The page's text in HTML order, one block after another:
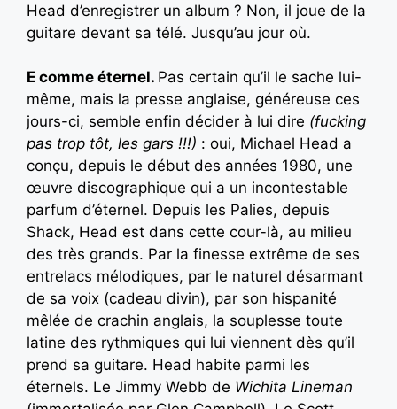
Head d’enregistrer un album ? Non, il joue de la
guitare devant sa télé. Jusqu’au jour où.
E comme éternel. Pas certain qu’il le sache lui-
même, mais la presse anglaise, généreuse ces
jours-ci, semble enfin décider à lui dire (fucking
pas trop tôt, les gars !!!) : oui, Michael Head a
conçu, depuis le début des années 1980, une
œuvre discographique qui a un incontestable
parfum d’éternel. Depuis les Palies, depuis
Shack, Head est dans cette cour-là, au milieu
des très grands. Par la finesse extrême de ses
entrelacs mélodiques, par le naturel désarmant
de sa voix (cadeau divin), par son hispanité
mêlée de crachin anglais, la souplesse toute
latine des rythmiques qui lui viennent dès qu’il
prend sa guitare. Head habite parmi les
éternels. Le Jimmy Webb de Wichita Lineman